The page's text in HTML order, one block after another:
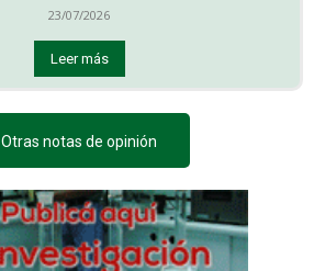
23/07/2026
Leer más
Otras notas de opinión